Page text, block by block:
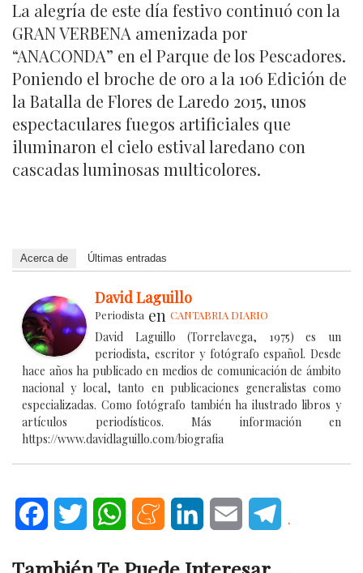
La alegría de este día festivo continuó con la
GRAN VERBENA amenizada por
“ANACONDA” en el Parque de los Pescadores.
Poniendo el broche de oro a la 106 Edición de
la Batalla de Flores de Laredo 2015, unos
espectaculares fuegos artificiales que
iluminaron el cielo estival laredano con
cascadas luminosas multicolores.
Acerca de Últimas entradas
David Laguillo
Periodista en CANTABRIA DIARIO
David Laguillo (Torrelavega, 1975) es un
periodista, escritor y fotógrafo español. Desde
hace años ha publicado en medios de comunicación de ámbito
nacional y local, tanto en publicaciones generalistas como
especializadas. Como fotógrafo también ha ilustrado libros y
artículos periodísticos. Más información en
https://www.davidlaguillo.com/biografia
FacebookTwitter WhatsAppMeneameLinkedInEmail .